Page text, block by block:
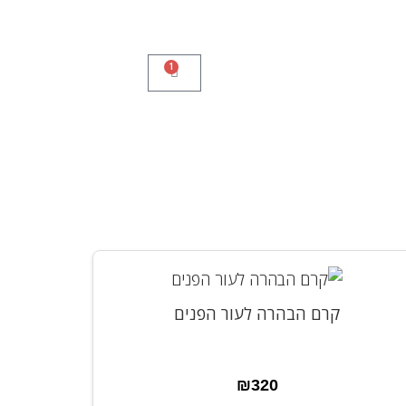
1
קרם הבהרה לעור הפנים
₪320